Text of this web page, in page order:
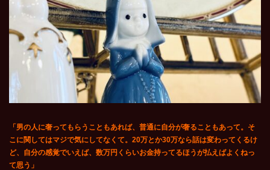
「男の人に奢ってもらうこともあれば、普通に自分が奢ることもあって。そ
こに関してはマジで気にしてなくて。20万とか30万なら話は変わってくるけ
ど、自分の感覚でいえば、数万円くらいお金持ってるほうが払えばよくねっ
て思う」